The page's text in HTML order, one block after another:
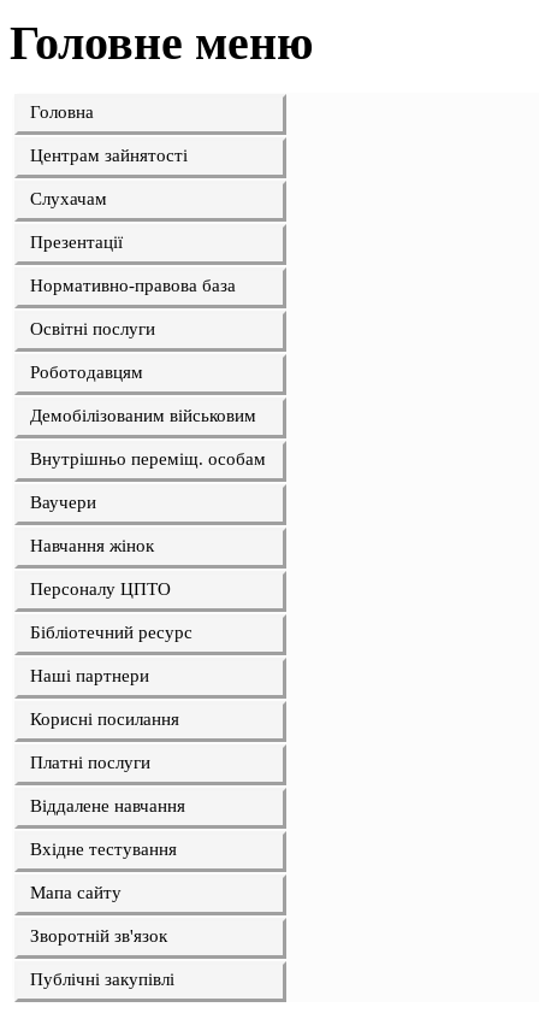
Головне меню
Головна
Центрам зайнятості
Слухачам
Презентації
Нормативно-правова база
Освітні послуги
Роботодавцям
Демобілізованим військовим
Внутрішньо переміщ. особам
Ваучери
Навчання жінок
Персоналу ЦПТО
Бібліотечний ресурс
Наші партнери
Корисні посилання
Платні послуги
Віддалене навчання
Вхідне тестування
Мапа сайту
Зворотній зв'язок
Публічні закупівлі